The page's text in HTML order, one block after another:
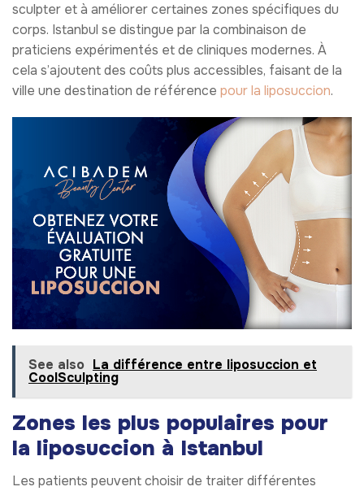
sculpter et à améliorer certaines zones spécifiques du
corps. Istanbul se distingue par la combinaison de
praticiens expérimentés et de cliniques modernes. À
cela s’ajoutent des coûts plus accessibles, faisant de la
ville une destination de référence pour la liposuccion.
See also La différence entre liposuccion et
CoolSculpting
Zones les plus populaires pour
la liposuccion à Istanbul
Les patients peuvent choisir de traiter différentes